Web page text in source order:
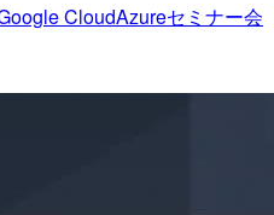
CloudAzureセミナー会